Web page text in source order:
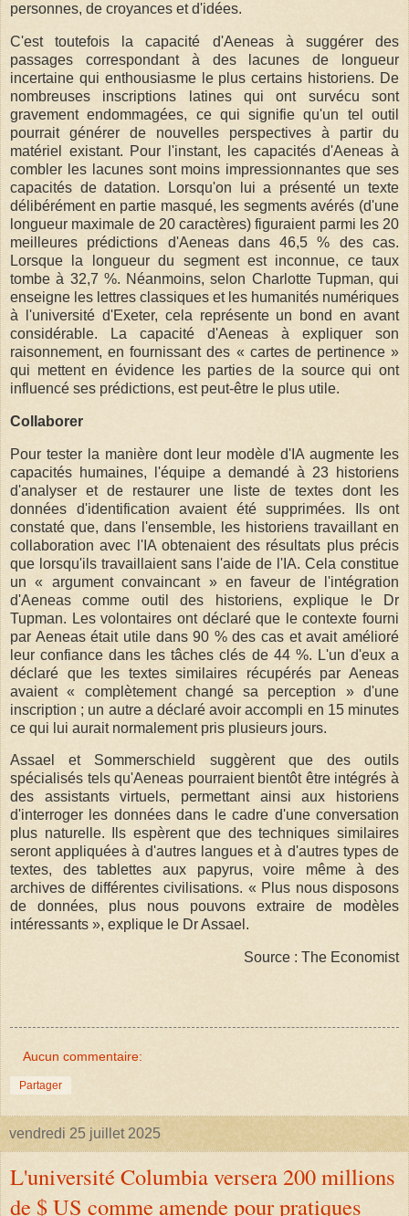
personnes, de croyances et d'idées.
C'est toutefois la capacité d'Aeneas à suggérer des
passages correspondant à des lacunes de longueur
incertaine qui enthousiasme le plus certains historiens. De
nombreuses inscriptions latines qui ont survécu sont
gravement endommagées, ce qui signifie qu'un tel outil
pourrait générer de nouvelles perspectives à partir du
matériel existant. Pour l'instant, les capacités d'Aeneas à
combler les lacunes sont moins impressionnantes que ses
capacités de datation. Lorsqu'on lui a présenté un texte
délibérément en partie masqué, les segments avérés (d'une
longueur maximale de 20 caractères) figuraient parmi les 20
meilleures prédictions d'Aeneas dans 46,5 % des cas.
Lorsque la longueur du segment est inconnue, ce taux
tombe à 32,7 %. Néanmoins, selon Charlotte Tupman, qui
enseigne les lettres classiques et les humanités numériques
à l'université d'Exeter, cela représente un bond en avant
considérable. La capacité d'Aeneas à expliquer son
raisonnement, en fournissant des « cartes de pertinence »
qui mettent en évidence les parties de la source qui ont
influencé ses prédictions, est peut-être le plus utile.
Collaborer
Pour tester la manière dont leur modèle d'IA augmente les
capacités humaines, l'équipe a demandé à 23 historiens
d'analyser et de restaurer une liste de textes dont les
données d'identification avaient été supprimées. Ils ont
constaté que, dans l'ensemble, les historiens travaillant en
collaboration avec l'IA obtenaient des résultats plus précis
que lorsqu'ils travaillaient sans l'aide de l'IA. Cela constitue
un « argument convaincant » en faveur de l'intégration
d'Aeneas comme outil des historiens, explique le Dr
Tupman. Les volontaires ont déclaré que le contexte fourni
par Aeneas était utile dans 90 % des cas et avait amélioré
leur confiance dans les tâches clés de 44 %. L'un d'eux a
déclaré que les textes similaires récupérés par Aeneas
avaient « complètement changé sa perception » d'une
inscription ; un autre a déclaré avoir accompli en 15 minutes
ce qui lui aurait normalement pris plusieurs jours.
Assael et Sommerschield suggèrent que des outils
spécialisés tels qu'Aeneas pourraient bientôt être intégrés à
des assistants virtuels, permettant ainsi aux historiens
d'interroger les données dans le cadre d'une conversation
plus naturelle. Ils espèrent que des techniques similaires
seront appliquées à d'autres langues et à d'autres types de
textes, des tablettes aux papyrus, voire même à des
archives de différentes civilisations. « Plus nous disposons
de données, plus nous pouvons extraire de modèles
intéressants », explique le Dr Assael.
Source : The Economist
Aucun commentaire:
Partager
vendredi 25 juillet 2025
L'université Columbia versera 200 millions
de $ US comme amende pour pratiques